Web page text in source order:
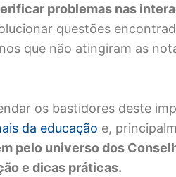
problemas nas
questões
que não atingiram as
os bastidores deste
da educação e,
pelo universo dos
e dicas práticas.